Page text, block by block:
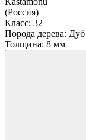
(Россия)
Класс: 32
Порода дерева: Дуб
Толщина: 8 мм